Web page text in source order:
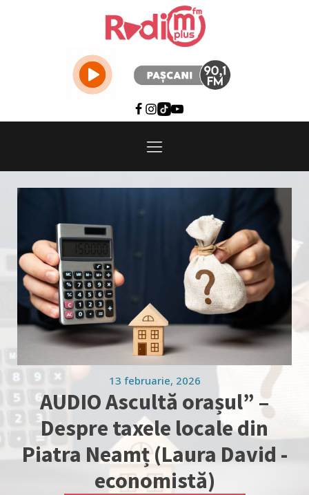
13 februarie, 2026
AUDIO Ascultă orașul” –
Despre taxele locale din
Piatra Neamț (Laura David -
economistă)